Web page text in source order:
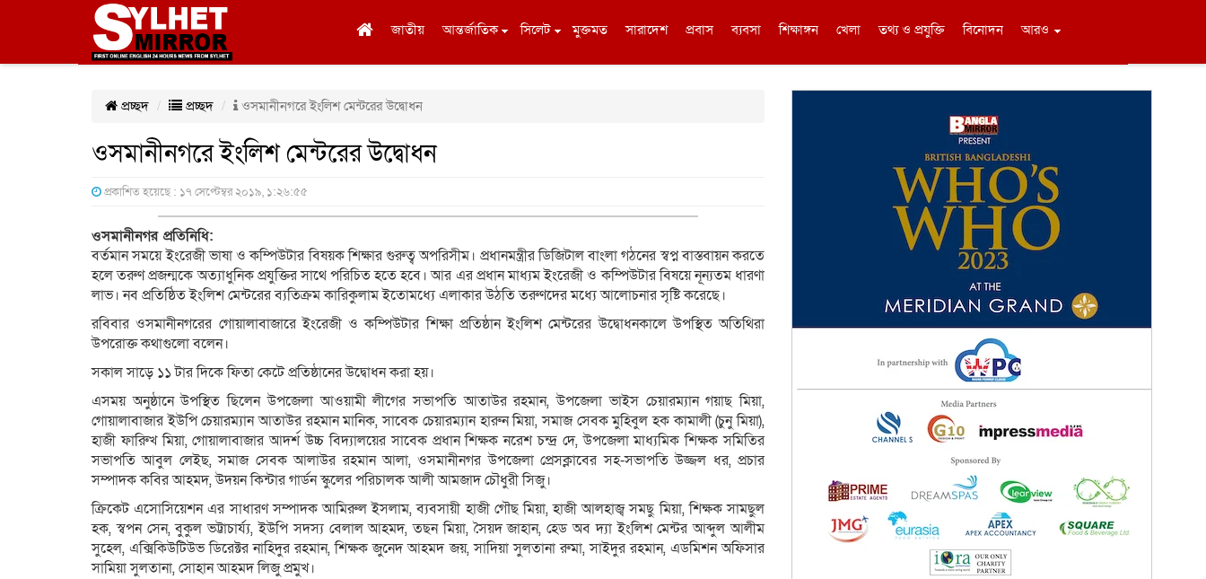
জাতীয় আন্তর্জাতিক সিলেট মুক্তমত সারাদেশ প্রবাস ব্যবসা শিক্ষাঙ্গন খেলা তথ্য ও প্রযুক্তি বিনোদন আরও
প্রচ্ছদ প্রচ্ছদ ওসমানীনগরে ইংলিশ মেন্টরের উদ্বোধন
ওসমানীনগরে ইংলিশ মেন্টরের উদ্বোধন
প্রকাশিত হয়েছে : ১৭ সেপ্টেম্বর ২০১৯, ১:২৬:৫৫
ওসমানীনগর প্রতিনিধি:
বর্তমান সময়ে ইংরেজী ভাষা ও কম্পিউটার বিষয়ক শিক্ষার গুরুত্ব অপরিসীম। প্রধানমন্ত্রীর ডিজিটাল বাংলা গঠনের স্বপ্ন বাস্তবায়ন করতে
হলে তরুণ প্রজন্মকে অত্যাধুনিক প্রযুক্তির সাথে পরিচিত হতে হবে। আর এর প্রধান মাধ্যম ইংরেজী ও কম্পিউটার বিষয়ে নূন্যতম ধারণা
লাভ। নব প্রতিষ্ঠিত ইংলিশ মেন্টরের ব্যতিক্রম কারিকুলাম ইতোমধ্যে এলাকার উঠতি তরুণদের মধ্যে আলোচনার সৃষ্টি করেছে।
রবিবার ওসমানীনগরের গোয়ালাবাজারে ইংরেজী ও কম্পিউটার শিক্ষা প্রতিষ্ঠান ইংলিশ মেন্টরের উদ্বোধনকালে উপস্থিত অতিথিরা
উপরোক্ত কথাগুলো বলেন।
সকাল সাড়ে ১১ টার দিকে ফিতা কেটে প্রতিষ্ঠানের উদ্বোধন করা হয়।
এসময় অনুষ্ঠানে উপস্থিত ছিলেন উপজেলা আওয়ামী লীগের সভাপতি আতাউর রহমান, উপজেলা ভাইস চেয়ারম্যান গয়াছ মিয়া,
গোয়ালাবাজার ইউপি চেয়ারম্যান আতাউর রহমান মানিক, সাবেক চেয়ারম্যান হারুন মিয়া, সমাজ সেবক মুহিবুল হক কামালী (চুনু মিয়া),
হাজী ফারিুখ মিয়া, গোয়ালাবাজার আদর্শ উচ্চ বিদ্যালয়ের সাবেক প্রধান শিক্ষক নরেশ চন্দ্র দে, উপজেলা মাধ্যমিক শিক্ষক সমিতির
সভাপতি আবুল লেইছ, সমাজ সেবক আলাউর রহমান আলা, ওসমানীনগর উপজেলা প্রেসক্লাবের সহ-সভাপতি উজ্জল ধর, প্রচার
সম্পাদক কবির আহমদ, উদয়ন কিন্টার গার্ডন স্কুলের পরিচালক আলী আমজাদ চৌধুরী সিজু।
ক্রিকেট এসোসিয়েশন এর সাধারণ সম্পাদক আমিরুল ইসলাম, ব্যবসায়ী হাজী গৌছ মিয়া, হাজী আলহাজ্ব সমছু মিয়া, শিক্ষক সামছুল
হক, স্বপন সেন, বুকুল ভট্টাচার্য্য, ইউপি সদস্য বেলাল আহমদ, তছন মিয়া, সৈয়দ জাহান, হেড অব দ্যা ইংলিশ মেন্টর আব্দুল আলীম
সুহেল, এক্সিকিউটিউভ ডিরেক্টর নাহিদুর রহমান, শিক্ষক জুনেদ আহমদ জয়, সাদিয়া সুলতানা রুমা, সাইদুর রহমান, এডমিশন অফিসার
সামিয়া সুলতানা, সোহান আহমদ লিজু প্রমুখ।